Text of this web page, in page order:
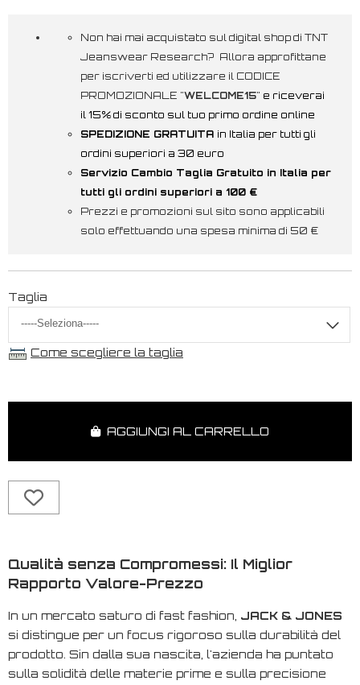
Non hai mai acquistato sul digital shop di TNT
Jeanswear Research? Allora approfittane
per iscriverti ed utilizzare il CODICE
PROMOZIONALE "WELCOME15" e riceverai
il 15% di sconto sul tuo primo ordine online
SPEDIZIONE GRATUITA in Italia per tutti gli
ordini superiori a 30 euro
Servizio Cambio Taglia Gratuito in Italia per
tutti gli ordini superiori a 100 €
Prezzi e promozioni sul sito sono applicabili
solo effettuando una spesa minima di 50 €
Taglia
Come scegliere la taglia
AGGIUNGI AL CARRELLO
Qualità senza Compromessi: Il Miglior
Rapporto Valore-Prezzo
In un mercato saturo di fast fashion JACK & JONES
si distingue per un focus rigoroso sulla durabilità del
prodotto. Sin dalla sua nascita, l'azienda ha puntato
sulla solidità delle materie prime e sulla precisione